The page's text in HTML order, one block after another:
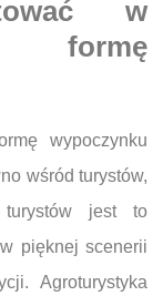
w
formę
wypoczynku
wśród turystów,
jest to
pięknej scenerii
Agroturystyka